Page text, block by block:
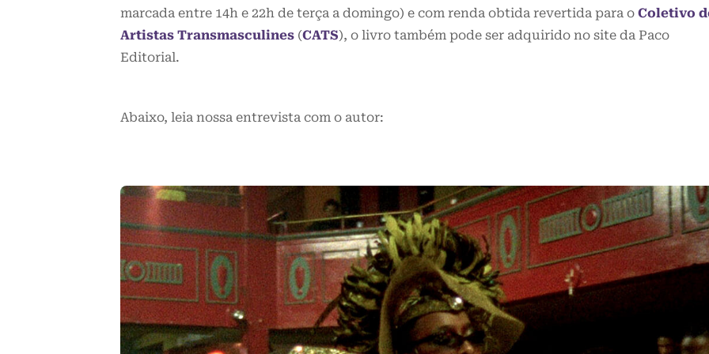
marcada entre 14h e 22h de terça a domingo) e com renda obtida revertida para o Coletivo
Artistas Transmasculines (CATS), o livro também pode ser adquirido no site da Paco
Editorial.
Abaixo, leia nossa entrevista com o autor: